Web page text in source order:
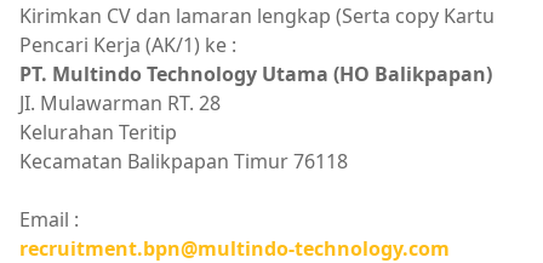
Kirimkan CV dan lamaran lengkap (Serta copy Kartu
Pencari Kerja (AK/1) ke :
PT. Multindo Technology Utama (HO Balikpapan)
JI. Mulawarman RT. 28
Kelurahan Teritip
Kecamatan Balikpapan Timur 76118
Email :
recruitment.bpn@multindo-technology.com